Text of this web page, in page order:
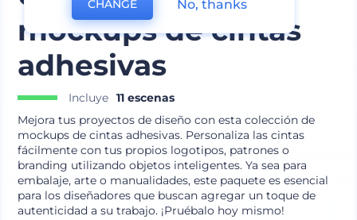
mockups de cintas
adhesivas
Incluye 11 escenas
Mejora tus proyectos de diseño con esta colección de
mockups de cintas adhesivas. Personaliza las cintas
fácilmente con tus propios logotipos, patrones o
branding utilizando objetos inteligentes. Ya sea para
embalaje, arte o manualidades, este paquete es esencial
para los diseñadores que buscan agregar un toque de
autenticidad a su trabajo. ¡Pruébalo hoy mismo!
CHANGE No, thanks